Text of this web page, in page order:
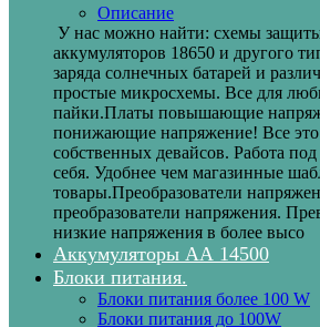
Описание
У нас можно найти: схемы
аккумуляторов 18650 и другого
заряда солнечных батарей и
простые микросхемы. Все для
пайки.Платы повышающие
понижающие напряжение! Все это
собственных девайсов. Работа
себя. Удобнее чем магазинные
товары.Преобразователи
преобразователи напряжения.
низкие напряжения в более высо
Аккумуляторы АА 14500
Блоки питания.
Блоки питания более 100 W
Блоки питания до 100W